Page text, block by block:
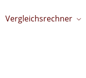
Vergleichsrechner